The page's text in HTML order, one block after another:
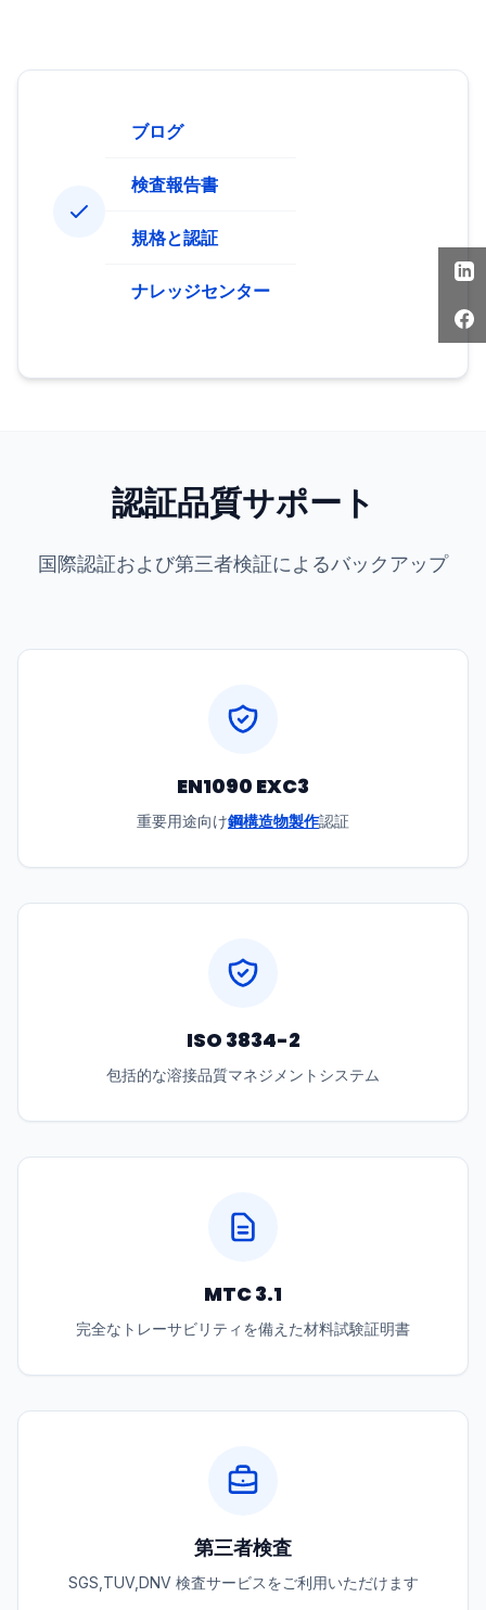
ブログ
検査報告書
規格と認証
ナレッジセンター
認証品質サポート
国際認証および第三者検証によるバックアップ
EN1090 EXC3
重要用途向け鋼構造物製作認証
ISO 3834-2
包括的な溶接品質マネジメントシステム
MTC 3.1
完全なトレーサビリティを備えた材料試験証明書
第三者検査
SGS,TUV,DNV 検査サービスをご利用いただけます